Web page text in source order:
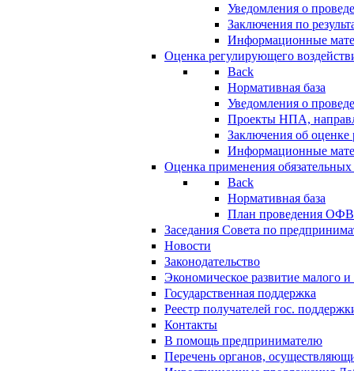
Уведомления о
Заключения по
Информационные
Оценка регулирующего
Back
Нормативная база
Уведомления о
Проекты НПА,
Заключения об
Информационные
Оценка применения
Back
Нормативная база
План проведения
Заседания Совета по
Новости
Законодательство
Экономическое развитие малого и
Государственная поддержка
Реестр получателей гос.
Контакты
В помощь предпринимателю
Перечень органов,